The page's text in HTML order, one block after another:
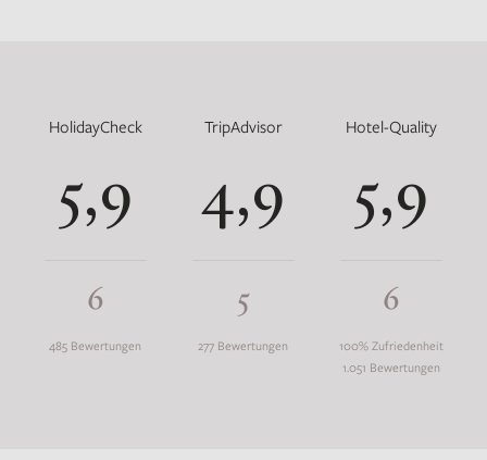
HolidayCheck
5,9
6
485 Bewertungen
TripAdvisor
4,9
5
277 Bewertungen
Hotel-Quality
5,9
6
100% Zufriedenheit
1.051 Bewertungen